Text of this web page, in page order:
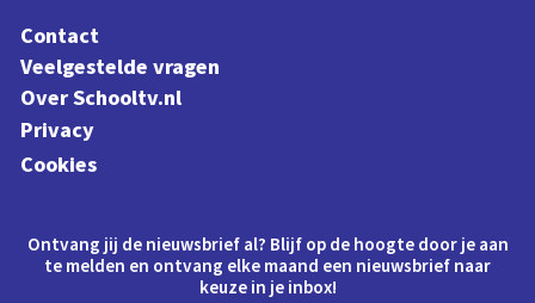
Contact
Veelgestelde vragen
Over Schooltv.nl
Privacy
Cookies
Ontvang jij de nieuwsbrief al? Blijf op de hoogte door je aan
te melden en ontvang elke maand een nieuwsbrief naar
keuze in je inbox!